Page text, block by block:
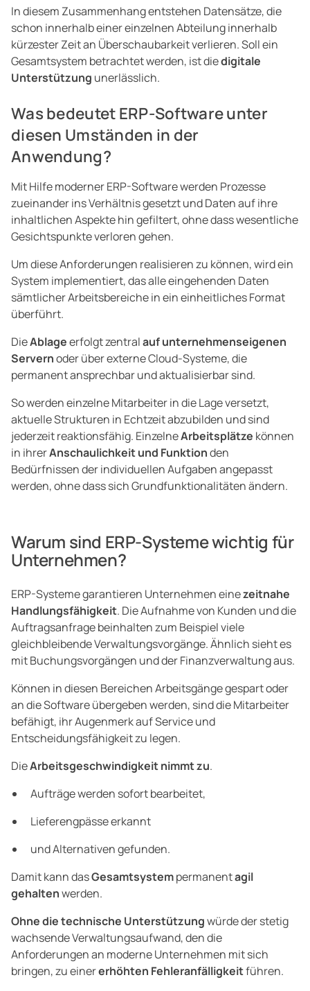
In diesem Zusammenhang entstehen Datensätze, die
schon innerhalb einer einzelnen Abteilung innerhalb
kürzester Zeit an Überschaubarkeit verlieren. Soll ein
Gesamtsystem betrachtet werden, ist diedigitale
Unterstützung unerlässlich.
Was bedeutet ERP-Software unter
diesen Umständen in der
Anwendung?
Mit Hilfe moderner ERP-Software werden Prozesse
zueinander ins Verhältnis gesetzt und Daten auf ihre
inhaltlichen Aspekte hin gefiltert, ohne dass wesentliche
Gesichtspunkte verloren gehen.
Um diese Anforderungen realisieren zu können, wird ein
System implementiert, das alle eingehenden Daten
sämtlicher Arbeitsbereiche in ein einheitliches Format
überführt.
DieAblageerfolgt zentralauf unternehmenseigenen
Servernoder über externe Cloud-Systeme, die
permanent ansprechbar und aktualisierbar sind.
So werden einzelne Mitarbeiter in die Lage versetzt,
aktuelle Strukturen in Echtzeit abzubilden und sind
jederzeit reaktionsfähig. EinzelneArbeitsplätze können
in ihrerAnschaulichkeit und Funktionden
Bedürfnissen der individuellen Aufgaben angepasst
werden, ohne dass sich Grundfunktionalitäten ändern.
Warum sind ERP-Systeme wichtig für
Unternehmen?
ERP-Systeme garantieren Unternehmen einezeitnahe
Handlungsfähigkeit. Die Aufnahme von Kunden und die
Auftragsanfrage beinhalten zum Beispiel viele
gleichbleibende Verwaltungsvorgänge. Ähnlich sieht es
mit Buchungsvorgängen und der Finanzverwaltung aus.
Können in diesen Bereichen Arbeitsgänge gespart oder
an die Software übergeben werden, sind die Mitarbeiter
befähigt, ihr Augenmerk auf Service und
Entscheidungsfähigkeit zu legen.
DieArbeitsgeschwindigkeit nimmt zu.
Aufträge werden sofort bearbeitet,
Lieferengpässe erkannt
und Alternativen gefunden.
Damit kann dasGesamtsystempermanentagil
gehaltenwerden.
Ohne die technische Unterstützungwürde der stetig
wachsende Verwaltungsaufwand, den die
Anforderungen an moderne Unternehmen mit sich
bringen, zu einererhöhten Fehleranfälligkeitführen.